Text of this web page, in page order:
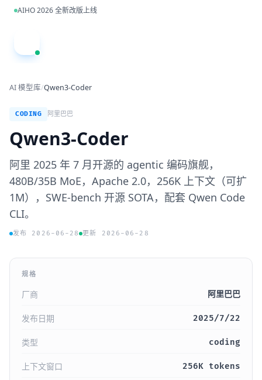
跳到主内容
AIHO 2026 全新改版上线
AI 模型库/Qwen3-Coder
CODING 阿里巴巴
Qwen3-Coder
阿里 2025 年 7 月开源的 agentic 编码旗舰，
480B/35B MoE，Apache 2.0，256K 上下文（可扩
1M），SWE-bench 开源 SOTA，配套 Qwen Code
CLI。
发布 2026-06-28 更新 2026-06-28
规格
厂商 阿里巴巴
发布日期 2025/7/22
类型 coding
上下文窗口 256K tokens